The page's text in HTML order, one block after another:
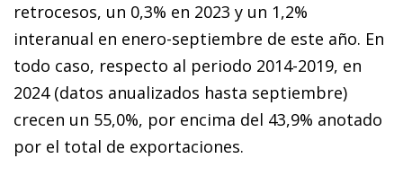
retrocesos, un 0,3% en 2023 y un 1,2%
interanual en enero-septiembre de este año. En
todo caso, respecto al periodo 2014-2019, en
2024 (datos anualizados hasta septiembre)
crecen un 55,0%, por encima del 43,9% anotado
por el total de exportaciones.